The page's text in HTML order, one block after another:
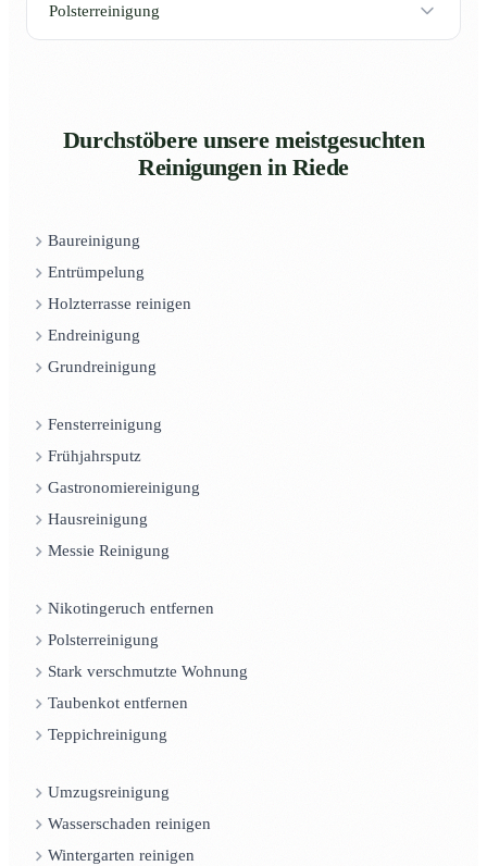
Polsterreinigung
Durchstöbere unsere meistgesuchten
Reinigungen in Riede
Baureinigung
Entrümpelung
Holzterrasse reinigen
Endreinigung
Grundreinigung
Fensterreinigung
Frühjahrsputz
Gastronomiereinigung
Hausreinigung
Messie Reinigung
Nikotingeruch entfernen
Polsterreinigung
Stark verschmutzte Wohnung
Taubenkot entfernen
Teppichreinigung
Umzugsreinigung
Wasserschaden reinigen
Wintergarten reinigen